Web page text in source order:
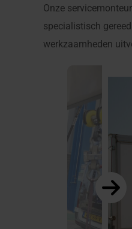
Onze
specialistisch
werkzaamheden